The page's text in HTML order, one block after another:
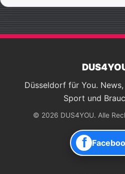
Düsseldorf für You.
Sport und
© 2026 DUS4YOU. Alle
f